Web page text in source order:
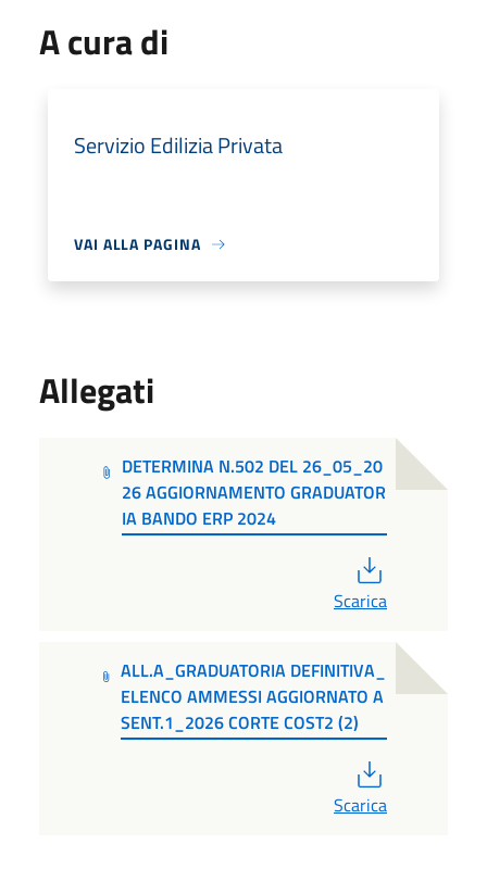
A cura di
Servizio Edilizia Privata
VAI ALLA PAGINA
Allegati
DETERMINA N.502 DEL 26_05_20
26 AGGIORNAMENTO GRADUATOR
IA BANDO ERP 2024
Scarica
ALL.A_GRADUATORIA DEFINITIVA_
ELENCO AMMESSI AGGIORNATO A
SENT.1_2026 CORTE COST2 (2)
Scarica